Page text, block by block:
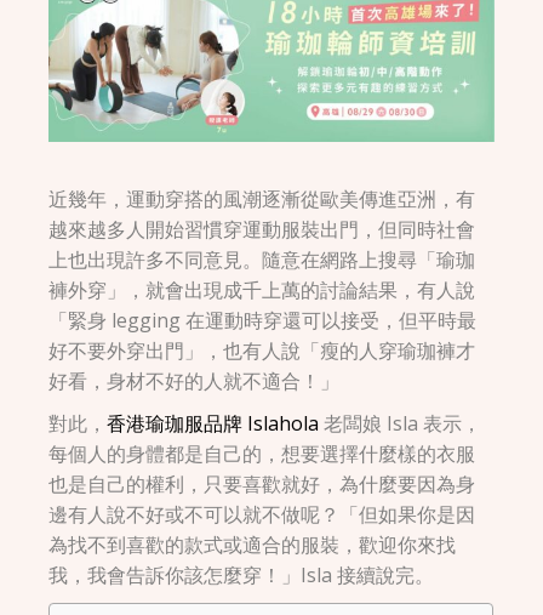
近幾年，運動穿搭的風潮逐漸從歐美傳進亞洲，有
越來越多人開始習慣穿運動服裝出門，但同時社會
上也出現許多不同意見。隨意在網路上搜尋「瑜珈
褲外穿」，就會出現成千上萬的討論結果，有人說
「緊身 legging 在運動時穿還可以接受，但平時最
好不要外穿出門」，也有人說「瘦的人穿瑜珈褲才
好看，身材不好的人就不適合！」
對此，香港瑜珈服品牌 Islahola 老闆娘 Isla 表示，
每個人的身體都是自己的，想要選擇什麼樣的衣服
也是自己的權利，只要喜歡就好，為什麼要因為身
邊有人說不好或不可以就不做呢？「但如果你是因
為找不到喜歡的款式或適合的服裝，歡迎你來找
我，我會告訴你該怎麼穿！」Isla 接續說完。